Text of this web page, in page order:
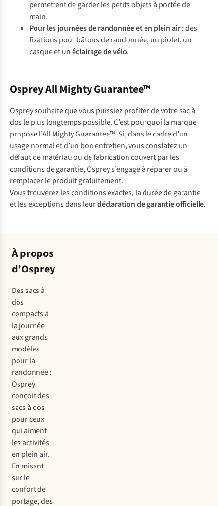
permettent de garder les petits objets à portée de
main.
Pour les journées de randonnée et en plein air:des
fixations pour bâtons de randonnée, un piolet, un
casque et unéclairage de vélo.
Osprey All Mighty Guarantee™
Osprey souhaite que vous puissiez profiter de votre sac à
dos le plus longtemps possible. C’est pourquoi la marque
propose l’All Mighty Guarantee™. Si, dans le cadre d’un
usage normal et d’un bon entretien, vous constatez un
défaut de matériau ou de fabrication couvert par les
conditions de garantie, Osprey s’engage à réparer ou à
remplacer le produit gratuitement.
Vous trouverez les conditions exactes, la durée de garantie
et les exceptions dans leurdéclaration de garantie officielle.
À propos
d’Osprey
Des sacs à
dos
compacts à
la journée
aux grands
modèles
pour la
randonnée :
Osprey
conçoit des
sacs à dos
pour ceux
qui aiment
les activités
en plein air.
En misant
sur le
confort de
portage, des